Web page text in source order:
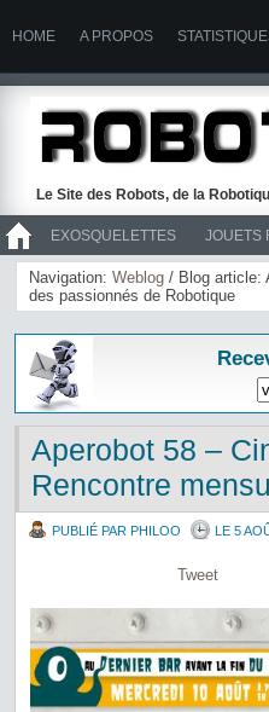
HOME A PROPOS
Le Site des Robots, de la
EXOSQUELETTES JOUETS
>> ROBOTS
Navigation: Weblog / Blog article:
des passionnés de Robotique
Aperobot 58 –
Rencontre
PUBLIÉ PAR PHILOO LE 5
Tweet